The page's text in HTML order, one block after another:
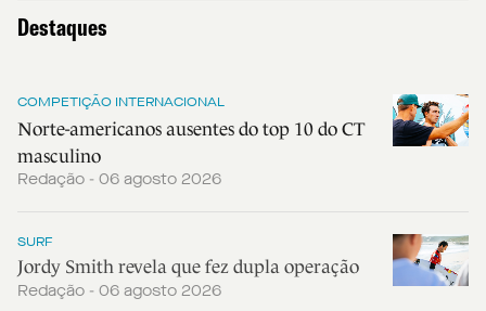
Destaques
COMPETIÇÃO INTERNACIONAL
Norte-americanos ausentes do top 10 do CT
masculino
Redação - 06 agosto 2026
SURF
Jordy Smith revela que fez dupla operação
Redação - 06 agosto 2026